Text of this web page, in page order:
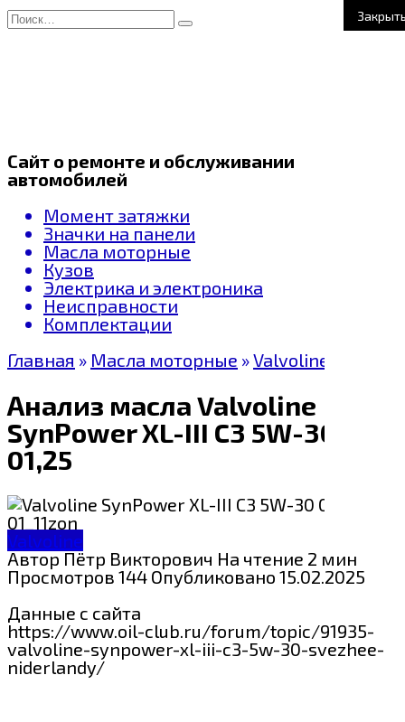
Перейти
к
Search
for:
Сайт о ремонте и обслуживании
автомобилей
Момент затяжки
Значки на панели
Масла моторные
Кузов
Электрика и электроника
Неисправности
Комплектации
Главная » Масла моторные »Valvoline
Анализ масла Valvoline
SynPower XL-III C3 5W-30
01,25
Valvoline
АвторПётр Викторович На чтение 2 мин
Просмотров 144 Опубликовано 15.02.2025
Данные с сайта
https://www.oil-club.ru/forum/topic/91935-
valvoline-synpower-xl-iii-c3-5w-30-svezhee-
niderlandy/